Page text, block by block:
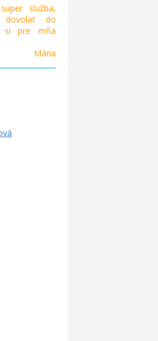
služba,
dovolať do
si pre mňa
Mária